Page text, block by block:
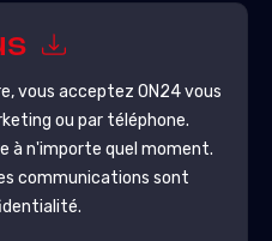
vous acceptez ON24vous
ou par téléphone.
à n'importe quel moment.
communications sont